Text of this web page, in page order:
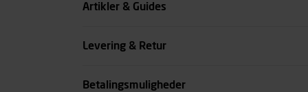
Artikler & Guides
Levering & Retur
Betalingsmuligheder